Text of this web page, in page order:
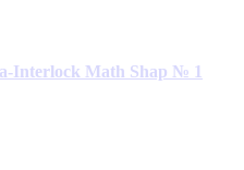
Interlock Math Shap № 1